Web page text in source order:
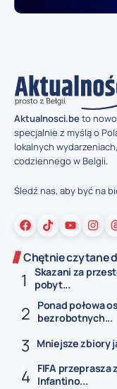
Aktualnosci.beto
specjalnie z myślą o
lokalnych
codziennego w Belgii.
Śledź nas, aby być na
Chętnie czytane
Skazani za
pobyt...
Ponad połowa
bezrobotnych...
Mniejsze zbiory
FIFA
Infantino...